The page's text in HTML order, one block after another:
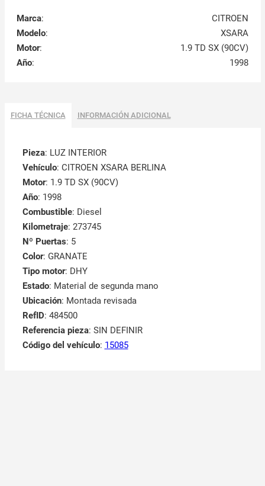
Marca:
CITROEN
Modelo:
XSARA
Motor:
1.9 TD SX (90CV)
Año: 1998
FICHA TÉCNICA INFORMACIÓN ADICIONAL
Pieza: LUZ INTERIOR
Vehículo: CITROEN XSARA BERLINA
Motor: 1.9 TD SX (90CV)
Año: 1998
Combustible: Diesel
Kilometraje: 273745
Nº Puertas: 5
Color: GRANATE
Tipo motor: DHY
Estado: Material de segunda mano
Ubicación: Montada revisada
RefID: 484500
Referencia pieza: SIN DEFINIR
Código del vehículo: 15085